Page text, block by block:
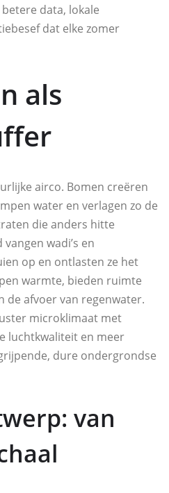
data, lokale
dat elke zomer
als
airco. Bomen creëren
water en verlagen zo de
die anders hitte
wadi’s en
op en ontlasten ze het
warmte, bieden ruimte
de afvoer van regenwater.
microklimaat met
luchtkwaliteit en meer
dure ondergrondse
van